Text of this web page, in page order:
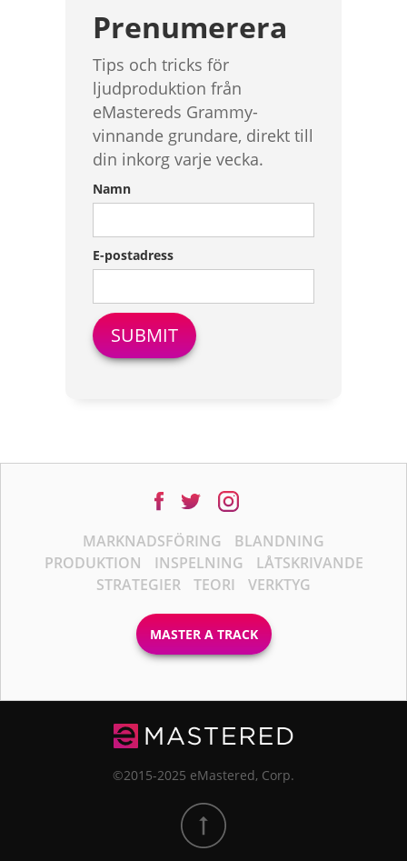
Prenumerera
Tips och tricks för
ljudproduktion från
eMastereds Grammy-
vinnande grundare, direkt till
din inkorg varje vecka.
Namn
E-postadress
MARKNADSFÖRING
BLANDNING
PRODUKTION
INSPELNING
LÅTSKRIVANDE
STRATEGIER
TEORI VERKTYG
MASTER A TRACK
©2015-2025 eMastered, Corp.